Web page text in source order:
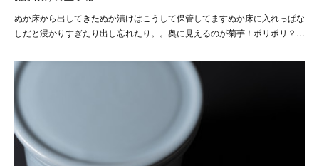
ぬか床から出してきたぬか漬けはこうして保管してますぬか床に入れっぱな
しだと浸かりすぎたり出し忘れたり。。奥に見えるのが菊芋！ポリポリ？…